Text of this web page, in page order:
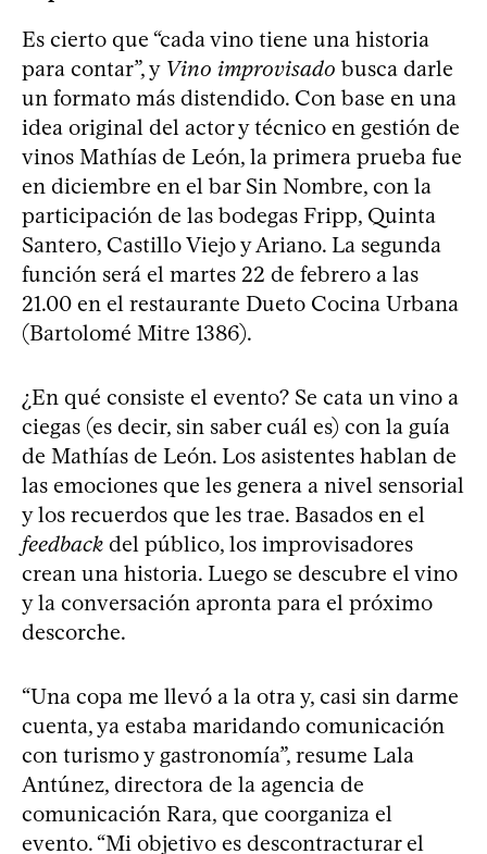
Es cierto que “cada vino tiene una historia
para contar”, y Vino improvisado busca darle
un formato más distendido. Con base en una
idea original del actor y técnico en gestión de
vinos Mathías de León, la primera prueba fue
en diciembre en el bar Sin Nombre, con la
participación de las bodegas Fripp, Quinta
Santero, Castillo Viejo y Ariano. La segunda
función será el martes 22 de febrero a las
21.00 en el restaurante Dueto Cocina Urbana
(Bartolomé Mitre 1386).
¿En qué consiste el evento? Se cata un vino a
ciegas (es decir, sin saber cuál es) con la guía
de Mathías de León. Los asistentes hablan de
las emociones que les genera a nivel sensorial
y los recuerdos que les trae. Basados en el
feedback del público, los improvisadores
crean una historia. Luego se descubre el vino
y la conversación apronta para el próximo
descorche.
“Una copa me llevó a la otra y, casi sin darme
cuenta, ya estaba maridando comunicación
con turismo y gastronomía”, resume Lala
Antúnez, directora de la agencia de
comunicación Rara, que coorganiza el
evento. “Mi objetivo es descontracturar el